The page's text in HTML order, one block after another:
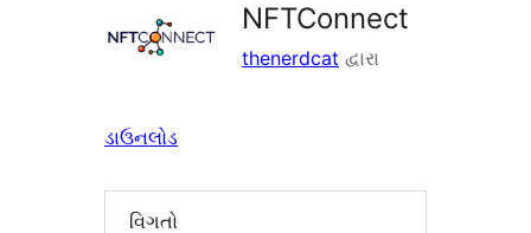
NFTConnect
thenerdcat દ્વારા
ડાઉનલોડ
વિગતો